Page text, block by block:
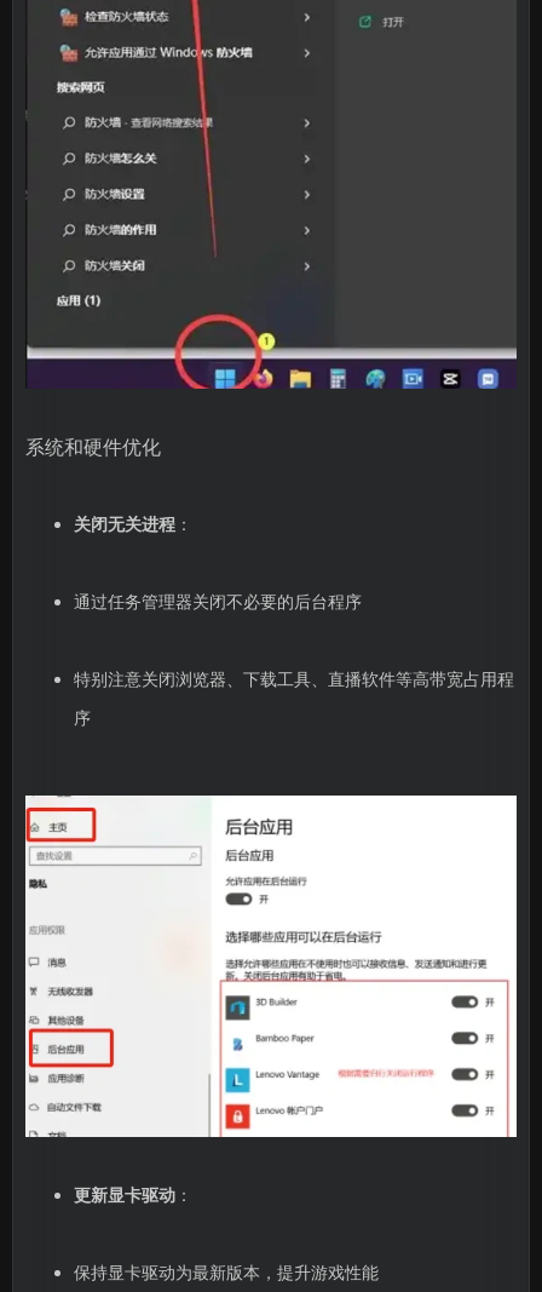
系统和硬件优化
关闭无关进程：
通过任务管理器关闭不必要的后台程序
特别注意关闭浏览器、下载工具、直播软件等高带宽占用程
序
更新显卡驱动：
保持显卡驱动为最新版本，提升游戏性能